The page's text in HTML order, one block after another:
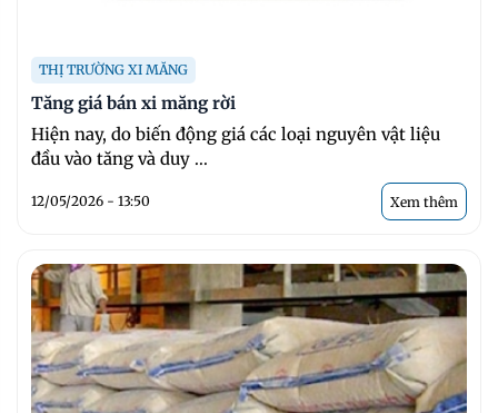
THỊ TRƯỜNG XI MĂNG
Tăng giá bán xi măng rời
Hiện nay, do biến động giá các loại nguyên vật liệu
đầu vào tăng và duy ...
12/05/2026 - 13:50 Xem thêm